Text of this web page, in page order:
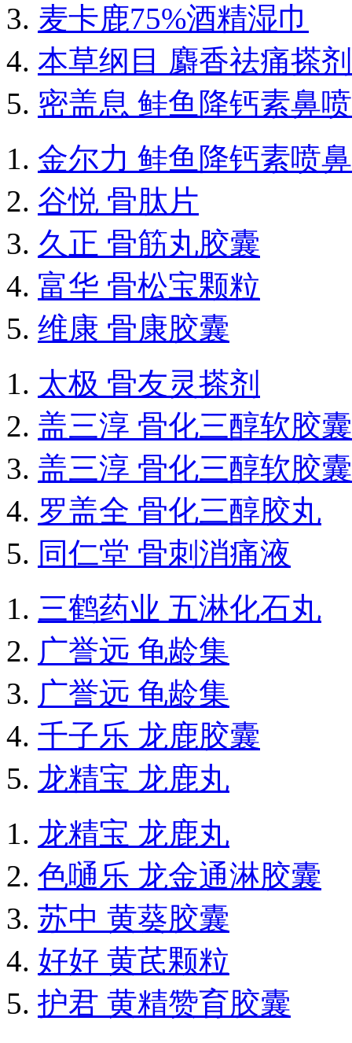
麦卡鹿75%酒精湿巾
本草纲目 麝香祛痛搽剂
密盖息 鲑鱼降钙素鼻
金尔力 鲑鱼降钙素喷
谷悦 骨肽片
久正 骨筋丸胶囊
富华 骨松宝颗粒
维康 骨康胶囊
太极 骨友灵搽剂
盖三淳 骨化三醇软胶囊
盖三淳 骨化三醇软胶囊
罗盖全 骨化三醇胶丸
同仁堂 骨刺消痛液
三鹤药业 五淋化石丸
广誉远 龟龄集
广誉远 龟龄集
千子乐 龙鹿胶囊
龙精宝 龙鹿丸
龙精宝 龙鹿丸
色嗵乐 龙金通淋胶囊
苏中 黄葵胶囊
好好 黄芪颗粒
护君 黄精赞育胶囊